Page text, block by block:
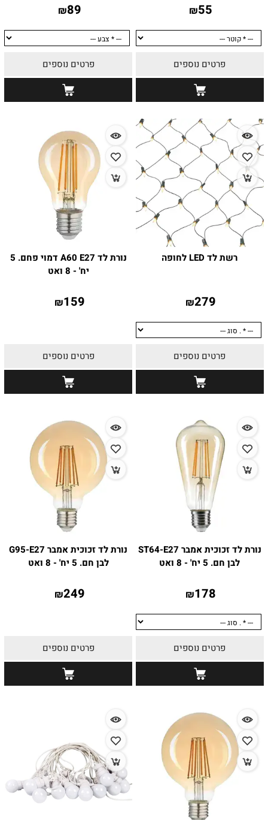
₪55
פרטים נוספים
₪89
פרטים נוספים
רשת לד LED לחופה
₪279
פרטים נוספים
נורת לד A60 E27 דמוי פחם. 5
יח' - 8 ואט
₪159
פרטים נוספים
נורת לד זכוכית אמבר ST64-E27
לבן חם. 5 יח' - 8 ואט
₪178
פרטים נוספים
נורת לד זכוכית אמבר G95-E27
לבן חם. 5 יח' - 8 ואט
₪249
פרטים נוספים